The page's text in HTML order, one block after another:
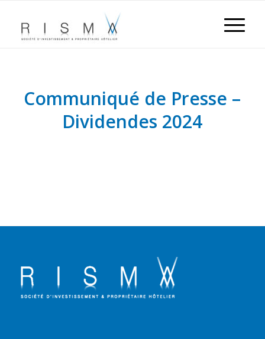
Communiqué de Presse –
Dividendes 2024